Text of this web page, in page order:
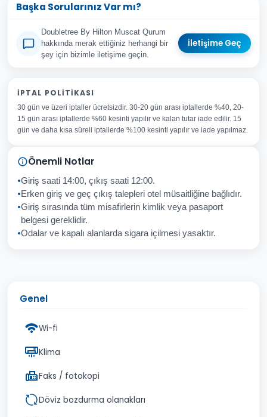
Başka Sorularınız Var mı?
Doubletree By Hilton Muscat Qurum
hakkında merak ettiğiniz herhangi bir
şey için bizimle iletişime geçin.
İletişime Geç
Adınız Soyadınız
E-posta Adresiniz
Konu
Sorunuz
İptal Gönder
İPTAL POLITIKASI
30 gün ve üzeri iptaller ücretsizdir. 30-20 gün arası iptallerde %40, 20-
15 gün arası iptallerde %60 kesinti yapılır ve kalan tutar iade edilir. 15
gün ve daha kısa süreli iptallerde %100 kesinti yapılır ve iade yapılmaz.
Önemli Notlar
Giriş saati 14:00, çıkış saati 12:00.
Erken giriş ve geç çıkış talepleri otel müsaitliğine bağlıdır.
Giriş sırasında tüm misafirlerin kimlik veya pasaport
belgesi gereklidir.
Odalar ve kapalı alanlarda sigara içilmesi yasaktır.
Genel
Wi-fi
Klima
Faks / fotokopi
Döviz bozdurma olanakları